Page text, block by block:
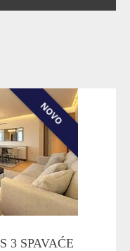
NOVO
3 SPAVAĆE